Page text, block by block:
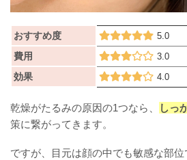
おすすめ度 5.0
費用 3.0
効果 4.0
乾燥がたるみの原因の1つなら、 しっ
策に繋がってきます。
ですが、目元は顔の中でも敏感な部